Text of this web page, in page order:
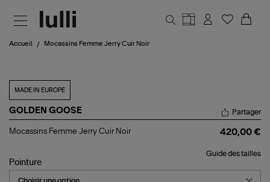
Accueil Mocassins Femme Jerry Cuir Noir
MADE IN EUROPE
GOLDEN GOOSE
Mocassins
Cuir
Noir
Partager
Mocassins Femme Jerry Cuir Noir 420,00 €
Guide des tailles
Pointure